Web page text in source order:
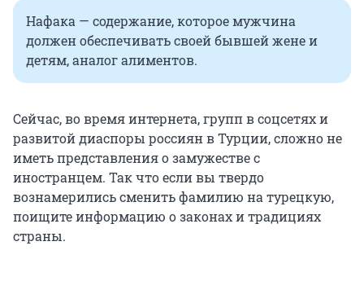
Нафака — содержание, которое мужчина
должен обеспечивать своей бывшей жене и
детям, аналог алиментов.
Сейчас, во время интернета, групп в соцсетях и
развитой диаспоры россиян в Турции, сложно не
иметь представления о замужестве с
иностранцем. Так что если вы твердо
вознамерились сменить фамилию на турецкую,
поищите информацию о законах и традициях
страны.